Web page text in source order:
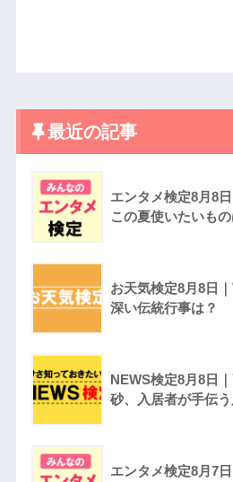
最近の記事
エンタメ検定8月8
この夏使いたいもの
お天気検定8月8日
深い伝統行事は？
NEWS検定8月8日
砂、入居者が手伝う
エンタメ検定8月7